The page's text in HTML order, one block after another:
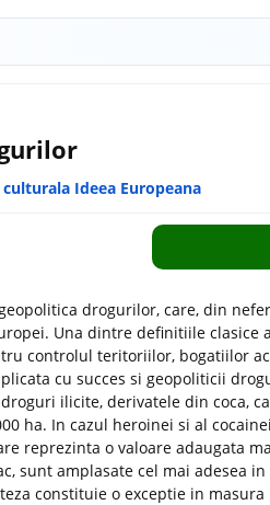
Ideea Europeana
drogurilor, care, din
Una dintre definitiile clasice
controlul teritoriilor, bogatiilor
cu succes si geopoliticii
ilicite, derivatele din coca,
ha. In cazul heroinei si al
reprezinta o valoare adaugata
sunt amplasate cel mai adesea
constituie o exceptie in